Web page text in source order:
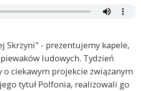
Skrzyni" - prezentujemy kapele,
ludowych. Tydzień
ciekawym projekcie związanym
tytuł Polfonia, realizowali go